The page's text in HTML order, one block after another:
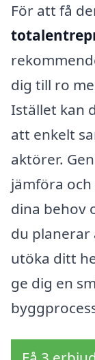
För att få
dig till ro
Istället kan
att enkelt
aktörer.
jämföra
dina behov
du
utöka ditt
ge dig en